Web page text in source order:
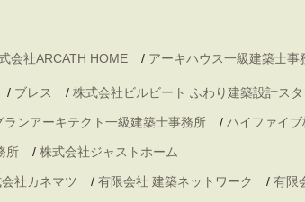
会社ARCATH HOME / アーキハウス一級建築士
/ ブレス / 株式会社ビルビート ふわり建築設計スタ
ランアーキテクト一級建築士事務所 / ハイファイブ
所 / 株式会社ジャストホーム
社カネマツ / 有限会社 建築ネットワーク / 有限